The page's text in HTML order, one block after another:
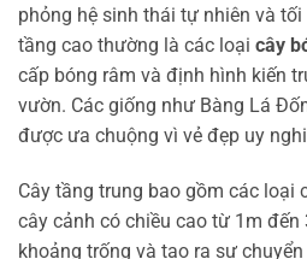
phỏng hệ sinh thái tự nhiên và
tầng cao thường là các loại cây
cấp bóng râm và định hình kiến
vườn. Các giống như Bàng Lá
được ưa chuộng vì vẻ đẹp uy
Cây tầng trung bao gồm các loại
cây cảnh có chiều cao từ 1m
khoảng trống và tạo ra sự